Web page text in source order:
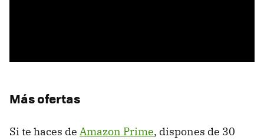
Más ofertas
Si te haces de Amazon Prime, dispones de 30